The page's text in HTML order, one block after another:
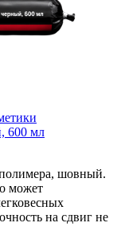
600 мл
шовный.
может
на сдвиг не